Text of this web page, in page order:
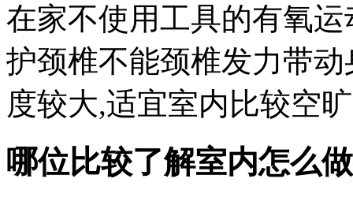
在家不使用工具的有氧
护颈椎不能颈椎发力带
度较大,适宜室内比较空
哪位比较了解室内怎么